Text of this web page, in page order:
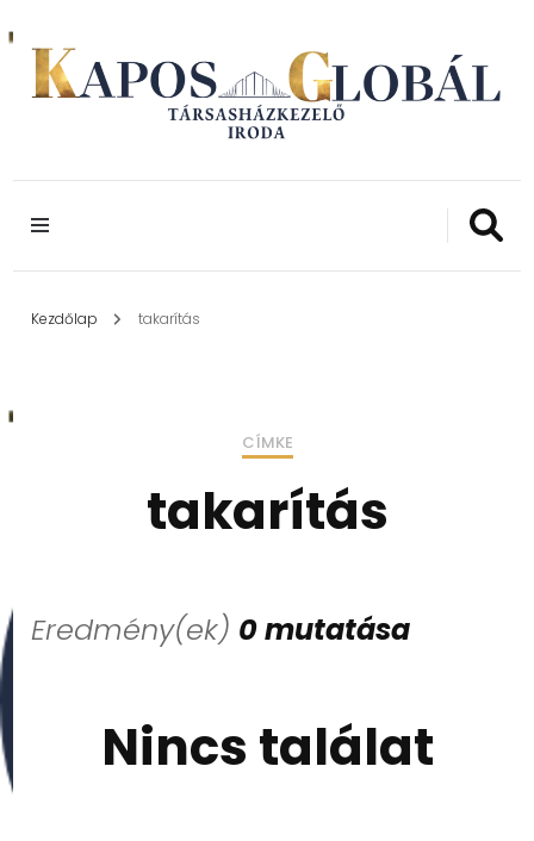
Kapos Globál
Kezdőlap takarítás
CÍMKE
takarítás
Eredmény(ek) 0 mutatása
Nincs találat